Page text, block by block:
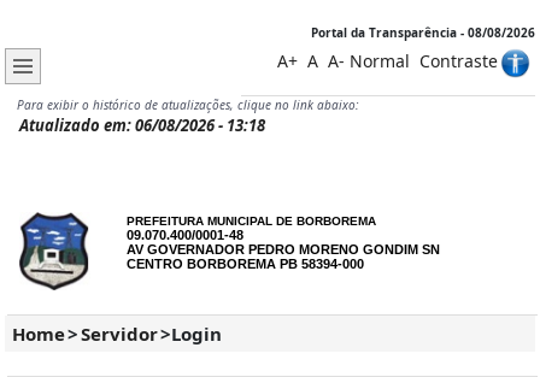
Portal da Transparência - 08/08/2026
A+ A A- Normal Contraste
Para exibir o histórico de atualizações, clique no link abaixo:
Atualizado em: 06/08/2026 - 13:18
PREFEITURA MUNICIPAL DE BORBOREMA
09.070.400/0001-48
AV GOVERNADOR PEDRO MORENO GONDIM SN
CENTRO BORBOREMA PB 58394-000
Home>Servidor>Login